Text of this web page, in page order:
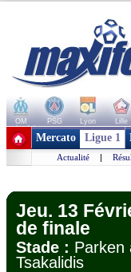
OM PSG Lyon Lille
+ de clubs
Mercato Ligue 1
Actualité |
Jeu. 13
de finale
Stade :
Tsakalidis